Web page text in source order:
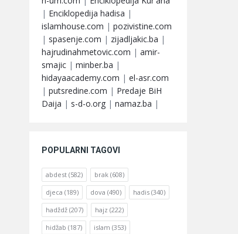
| Enciklopedija hadisa |
islamhouse.com | pozivistine.com
| spasenje.com | zijadljakic.ba |
hajrudinahmetovic.com | amir-
smajic | minber.ba |
hidayaacademy.com | el-asr.com
| putsredine.com | Predaje BiH
Daija | s-d-o.org | namaz.ba |
POPULARNI TAGOVI
abdest (582) brak (608)
djeca (189) dova (490) hadis (340)
hadždž (207) hajz (222)
hidžab (187) islam (353)